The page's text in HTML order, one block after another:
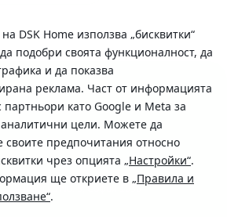
DSK Home използва „бисквитки“
подобри своята функционалност, да
и да показва
реклама. Част от информацията
партньори като Google и Meta за
цели. Можете да
своите предпочитания относно
чрез опцията „Настройки“.
ще откриете в „Правила и
.
Бенковски No. 5, София 1036